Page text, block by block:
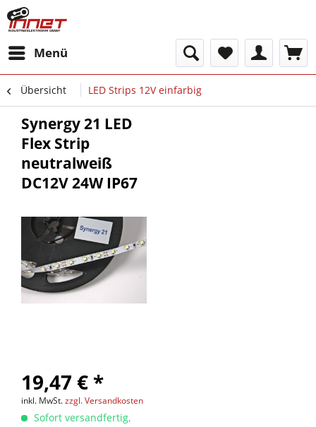
Menü
Übersicht LED Strips 12V einfarbig
Synergy 21 LED
Flex Strip
neutralweiß
DC12V 24W IP67
19,47 € *
inkl. MwSt.zzgl. Versandkosten
Sofort versandfertig,